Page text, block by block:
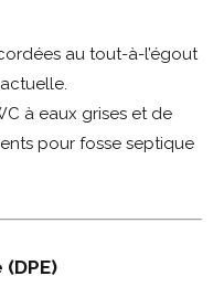
au tout-à-l’égout
à eaux grises et de
pour fosse septique